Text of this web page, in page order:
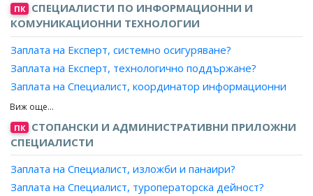
Заплата на Оператор, подпомагане на потребители?
Заплата на Специалист, интернет поддръжка?
Заплата на Специалист, поддръжка приложения?
Заплата на Приемчик в сервизен отдел?
ПК
СПЕЦИАЛИСТИ ПО ИНФОРМАЦИОННИ И
КОМУНИКАЦИОННИ ТЕХНОЛОГИИ
Заплата на Експерт, системно осигуряване?
Заплата на Експерт, технологично поддържане?
Заплата на Специалист, координатор информационни
технологии?
Заплата на Специалист, планиране информационни
технологии?
Заплата на Специалист, тестване софтуер?
Заплата на Аналитик, компютърно осигуряване на
качеството?
ПК СТОПАНСКИ И АДМИНИСТРАТИВНИ ПРИЛОЖНИ
СПЕЦИАЛИСТИ
Заплата на Специалист, изложби и панаири?
Заплата на Специалист, туроператорска дейност?